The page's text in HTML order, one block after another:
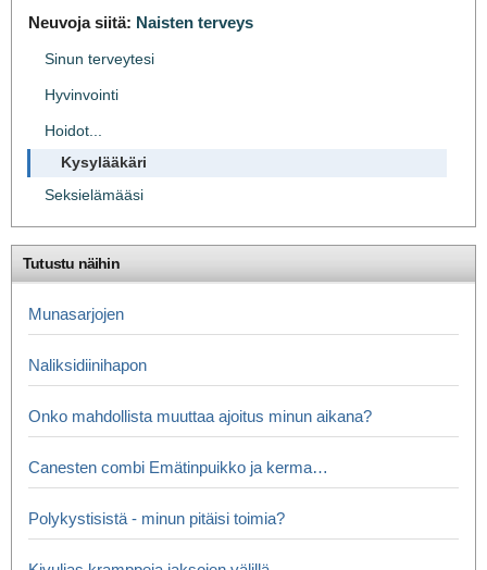
Neuvoja siitä: Naisten terveys
Sinun terveytesi
Hyvinvointi
Hoidot...
Kysylääkäri
Seksielämääsi
Tutustu näihin
Munasarjojen
Naliksidiinihapon
Onko mahdollista muuttaa ajoitus minun aikana?
Canesten combi Emätinpuikko ja kerma…
Polykystisistä - minun pitäisi toimia?